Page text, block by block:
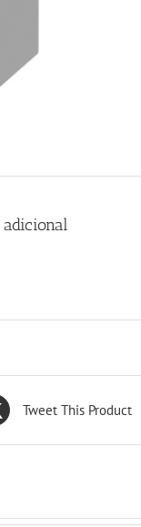
Tweet This Product